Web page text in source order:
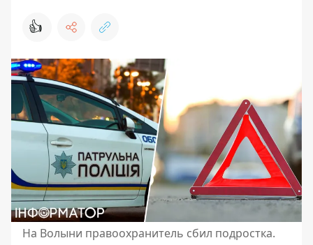
👍
На Волыни правоохранитель сбил подростка.